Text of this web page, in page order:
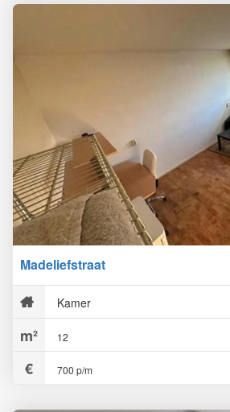
Madeliefstraat
Kamer
12
700 p/m